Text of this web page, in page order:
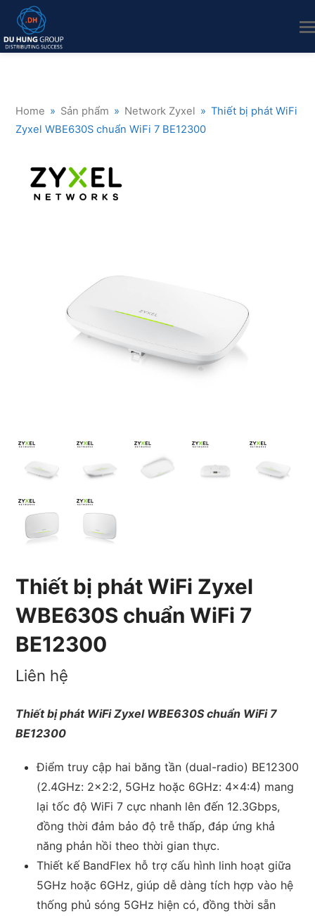
Home » Sản phẩm » Network Zyxel » Thiết bị phát WiFi
Zyxel WBE630S chuẩn WiFi 7 BE12300
Thiết bị phát WiFi Zyxel
WBE630S chuẩn WiFi 7
BE12300
Liên hệ
Thiết bị phát WiFi Zyxel WBE630S chuẩn WiFi 7
BE12300
Điểm truy cập hai băng tần (dual-radio) BE12300
(2.4GHz: 2×2:2, 5GHz hoặc 6GHz: 4×4:4) mang
lại tốc độ WiFi 7 cực nhanh lên đến 12.3Gbps,
đồng thời đảm bảo độ trễ thấp, đáp ứng khả
năng phản hồi theo thời gian thực.
Thiết kế BandFlex hỗ trợ cấu hình linh hoạt giữa
5GHz hoặc 6GHz, giúp dễ dàng tích hợp vào hệ
thống phủ sóng 5GHz hiện có, đồng thời sẵn